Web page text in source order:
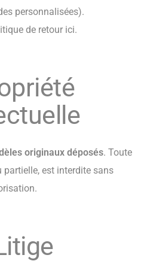
personnalisées).
de retour ici.
originaux déposés. Toute
partielle, est interdite sans